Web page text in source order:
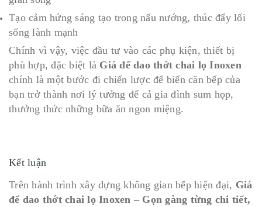
Tạo cảm hứng sáng tạo trong nấu nướng, thúc đẩy lối
sống lành mạnh
Chính vì vậy, việc đầu tư vào các phụ kiện, thiết bị
phù hợp, đặc biệt là Giá để dao thớt chai lọ Inoxen
chính là một bước đi chiến lược để biến căn bếp của
bạn trở thành nơi lý tưởng để cả gia đình sum họp,
thưởng thức những bữa ăn ngon miệng.
Kết luận
Trên hành trình xây dựng không gian bếp hiện đại, Giá
để dao thớt chai lọ Inoxen – Gọn gàng từng chi tiết,